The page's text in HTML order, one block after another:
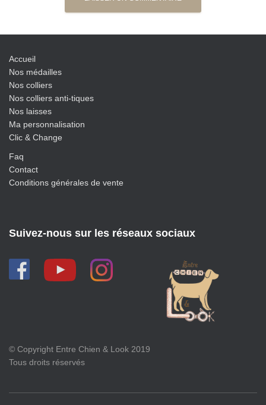
Accueil
Nos médailles
Nos colliers
Nos colliers anti-tiques
Nos laisses
Ma personnalisation
Clic & Change
Faq
Contact
Conditions générales de vente
Suivez-nous sur les réseaux sociaux
© Copyright Entre Chien & Look 2019
Tous droits réservés